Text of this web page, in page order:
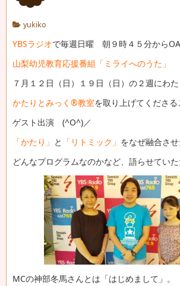
yukiko
YBSラジオで毎週日曜 朝９時４５分から
山梨幼児教育応援番組「ミライへのうた」
７月１２日（日）１９日（日）の２週にわた
かたりとみっく®教室を取り上げてくださる
ゲスト出演 (^O^)／
「かたり」 と 「リトミック」 をなぜ融合さ
どんなプログラムなのかなど、語らせていた
MCの神部冬馬さんとは「はじめまして」。